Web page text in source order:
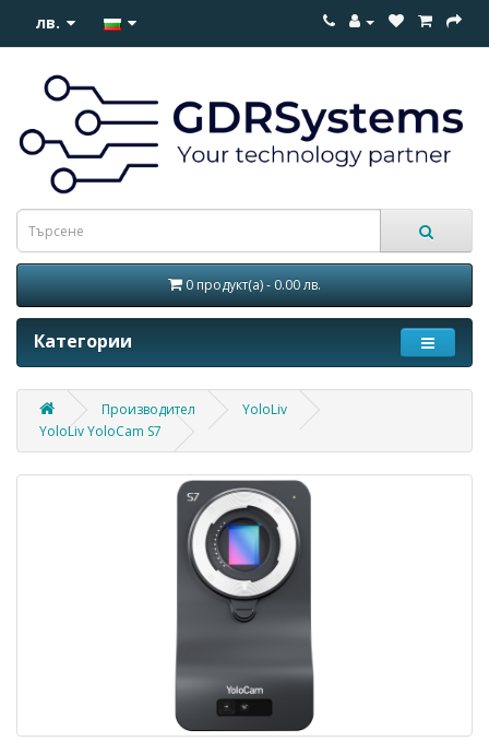
лв.
0 продукт(а) - 0.00 лв.
Категории
Производител
YoloLiv
YoloLiv YoloCam S7